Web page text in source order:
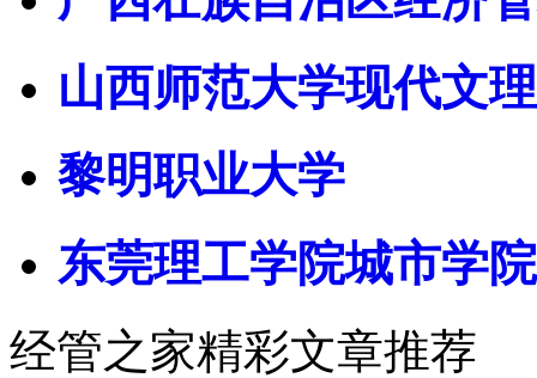
山西师范大学现代文
黎明职业大学
东莞理工学院城市学院
经管之家精彩文章推荐